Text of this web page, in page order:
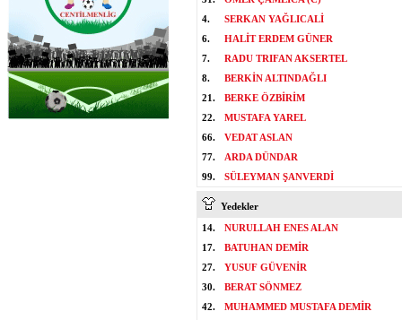
4.
SERKAN YAĞLICALİ
6.
HALİT ERDEM GÜNER
7.
RADU TRIFAN AKSERTEL
8.
BERKİN ALTINDAĞLI
21.
BERKE ÖZBİRİM
22.
MUSTAFA YAREL
66.
VEDAT ASLAN
77.
ARDA DÜNDAR
99.
SÜLEYMAN ŞANVERDİ
Yedekler
14.
NURULLAH ENES ALAN
17.
BATUHAN DEMİR
27.
YUSUF GÜVENİR
30.
BERAT SÖNMEZ
42.
MUHAMMED MUSTAFA DEMİR